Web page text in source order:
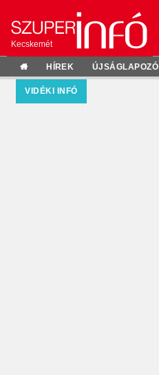
Kecskemét
HÍREK ÚJSÁGLAPOZÓ
VIDÉKI INFÓ